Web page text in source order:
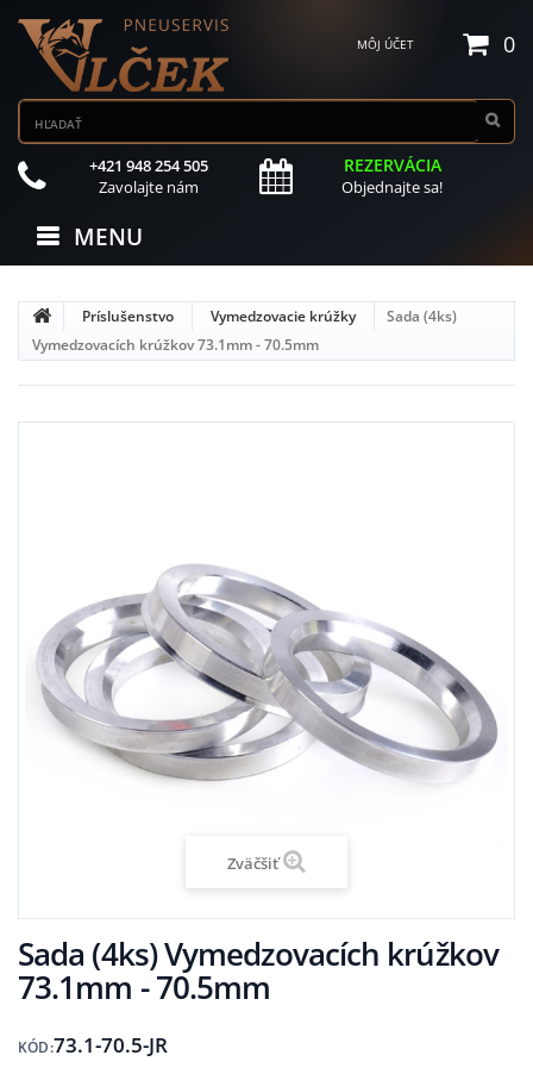
0
MÔJ ÚČET
+421 948 254 505
Zavolajte nám
REZERVÁCIA
Objednajte sa!
MENU
Príslušenstvo Vymedzovacie krúžky
Sada (4ks)
Vymedzovacích krúžkov 73.1mm - 70.5mm
Zväčšiť
Sada (4ks) Vymedzovacích krúžkov
73.1mm - 70.5mm
KÓD:73.1-70.5-JR